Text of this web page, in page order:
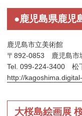
●鹿児島県鹿児
鹿児島市立美術館
〒892-0853 鹿児島市
Tel. 099-224-3400 松
http://
大桜島絵画展